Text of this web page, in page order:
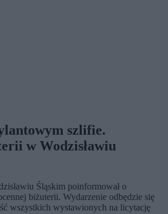
szlifie.
w Wodzisławiu
Śląskim poinformował o
biżuterii. Wydarzenie odbędzie się
wszystkich wystawionych na licytację